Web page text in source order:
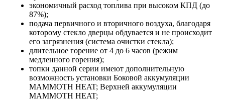
экономичный расход топлива при высоком КПД (до
87%);
подача первичного и вторичного воздуха, благодаря
которому стекло дверцы обдувается и не происходит
его загрязнения (система очистки стекла);
длительное горение от 4 до 6 часов (режим
медленного горения);
топки данной серии имеют дополнительную
возможность установки Боковой аккумуляции
MAMMOTH HEAT; Верхней аккумуляции
MAMMOTH HEAT;